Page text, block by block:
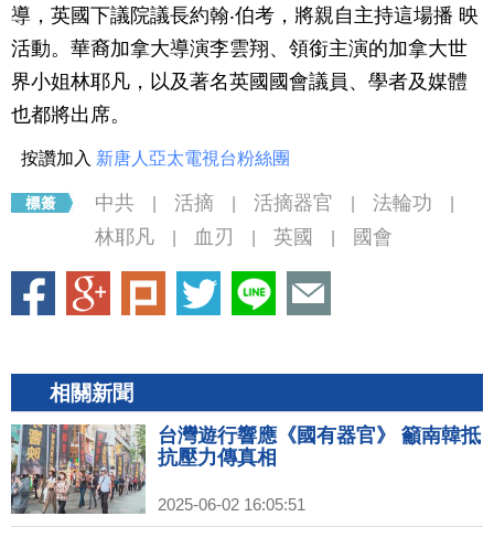
導，英國下議院議長約翰‧伯考，將親自主持這場播 映
活動。華裔加拿大導演李雲翔、領銜主演的加拿大世
界小姐林耶凡，以及著名英國國會議員、學者及媒體
也都將出席。
按讚加入 新唐人亞太電視台粉絲團
中共 活摘 活摘器官 法輪功
林耶凡 血刃 英國 國會
相關新聞
台灣遊行響應《國有器官》 籲南韓抵
抗壓力傳真相
2025-06-02 16:05:51